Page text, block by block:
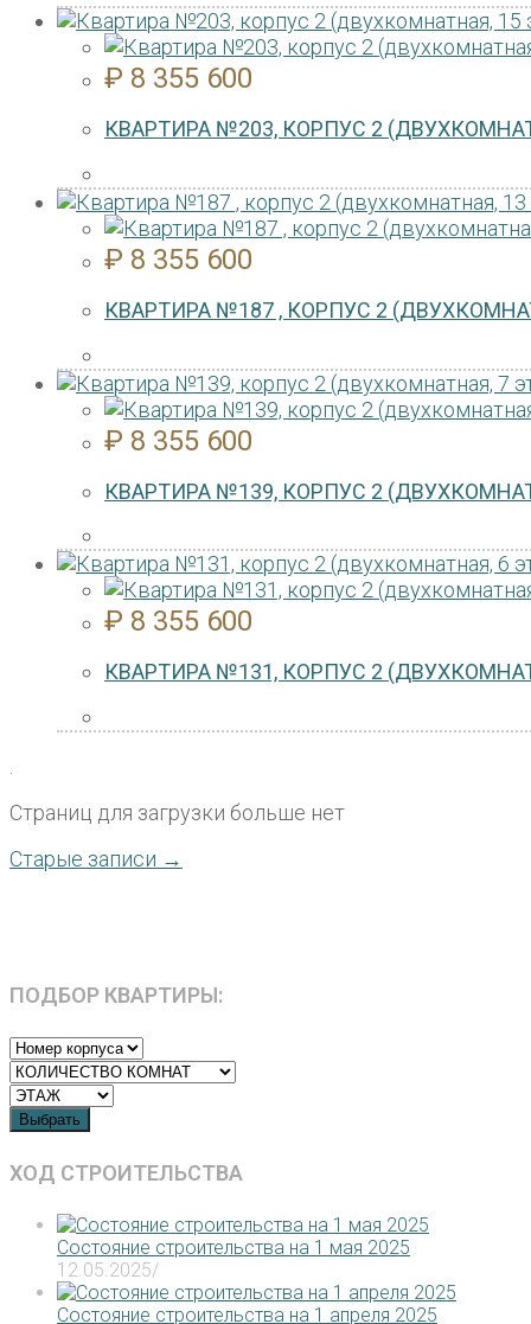
₽ 8 355 600
КВАРТИРА №203, КОРПУС 2
₽ 8 355 600
КВАРТИРА №187 , КОРПУС 2
₽ 8 355 600
КВАРТИРА №139, КОРПУС 2
₽ 8 355 600
КВАРТИРА №131, КОРПУС 2
.
Страниц для загрузки больше нет
Старые записи →
ПОДБОР КВАРТИРЫ:
Выбрать
ХОД СТРОИТЕЛЬСТВА
Состояние строительства на 1 мая 2025
12.05.2025/
Состояние строительства на 1 апреля 2025